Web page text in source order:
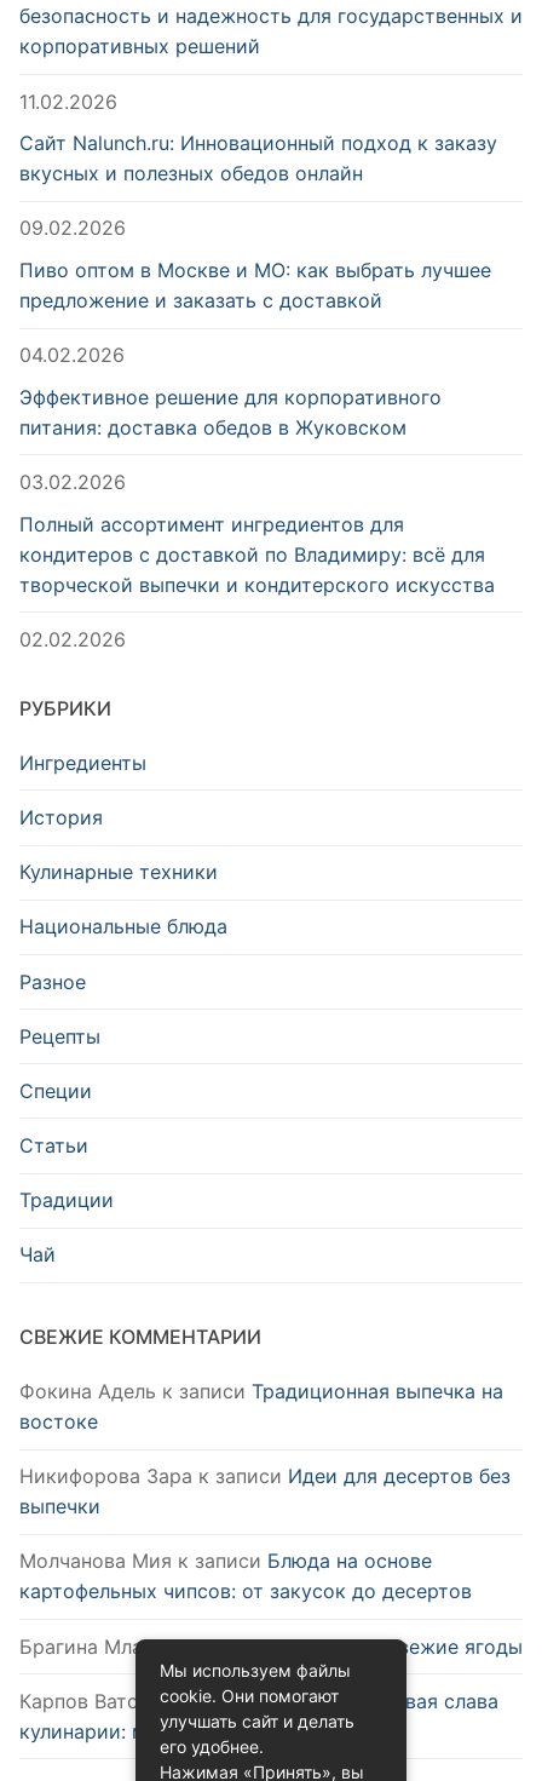
безопасность и надежность для государственных и
корпоративных решений
11.02.2026
Сайт Nalunch.ru: Инновационный подход к заказу
вкусных и полезных обедов онлайн
09.02.2026
Пиво оптом в Москве и МО: как выбрать лучшее
предложение и заказать с доставкой
04.02.2026
Эффективное решение для корпоративного
питания: доставка обедов в Жуковском
03.02.2026
Полный ассортимент ингредиентов для
кондитеров с доставкой по Владимиру: всё для
творческой выпечки и кондитерского искусства
02.02.2026
РУБРИКИ
Ингредиенты
История
Кулинарные техники
Национальные блюда
Разное
Рецепты
Специи
Статьи
Традиции
Чай
СВЕЖИЕ КОММЕНТАРИИ
Фокина Адель к записи Традиционная выпечка на
востоке
Никифорова Зара к записи Идеи для десертов без
выпечки
Молчанова Мия к записи Блюда на основе
картофельных чипсов: от закусок до десертов
Брагина Младак записиКак выбрать свежие ягоды
Карпов Ватславк записиУдобство и новая слава
кулинарии: микроволновка
Мы используем файлы
cookie. Они помогают
улучшать сайт и делать
его удобнее.
Нажимая «Принять», вы